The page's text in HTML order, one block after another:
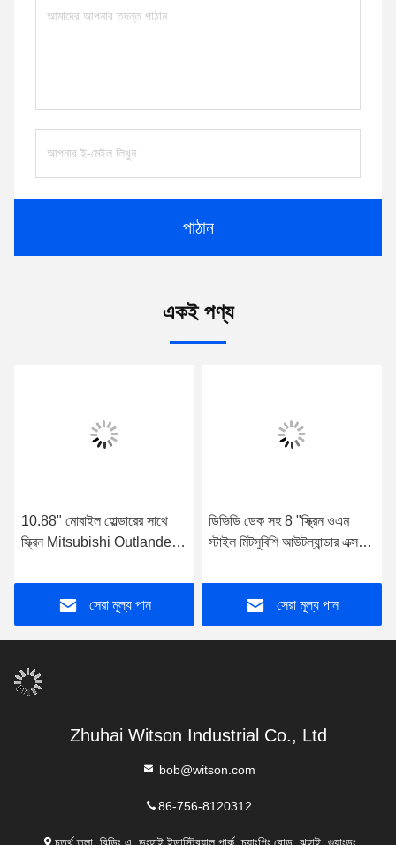
পাঠান
একই পণ্য
10.88" মোবাইল হোল্ডারের সাথে
স্ক্রিন Mitsubishi Outlander
2012 স্টেরিও
সেরা মূল্য পান
ডিভিডি ডেক সহ 8 "স্ক্রিন ওএম
স্টাইল মিটসুবিশি আউটল্যান্ডার এক্সএল
এর জন্য
সেরা মূল্য পান
Zhuhai Witson Industrial Co., Ltd
bob@witson.com
86-756-8120312